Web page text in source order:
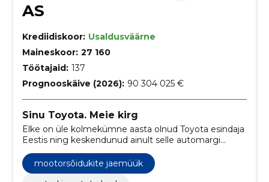
AS
Krediidiskoor: Usaldusväärne
Maineskoor: 27 160
Töötajaid: 137
Prognooskäive (2026): 90 304 025 €
Sinu Toyota. Meie kirg
Elke on üle kolmekümne aasta olnud Toyota esindaja
Eestis ning keskendunud ainult selle automargi
müügile ja hooldusele. Tegemist on läbi ja lõhki
Toyota asjatundjatega.
mootorsõidukite jaemüük